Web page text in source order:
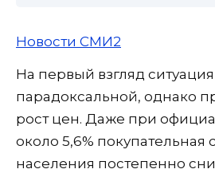
Новости СМИ2
На первый взгляд
парадоксальной, однако
рост цен. Даже при
около 5,6% покупательная
населения постепенно